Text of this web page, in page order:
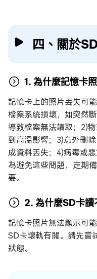
四、關於
1. 為什麼記憶卡
記憶卡上的照片丟失可
檔案系統損壞，如突然
導致檔案無法讀取；2)
到高溫影響；3)意外刪
成資料丟失；4)病毒或
為避免這些問題，定期
要。
2. 為什麼SD卡讀
記憶卡照片無法顯示可
SD卡壞軌有關。請先嘗
狀態。